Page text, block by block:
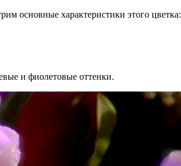
основные характеристики этого цветка:
и фиолетовые оттенки.